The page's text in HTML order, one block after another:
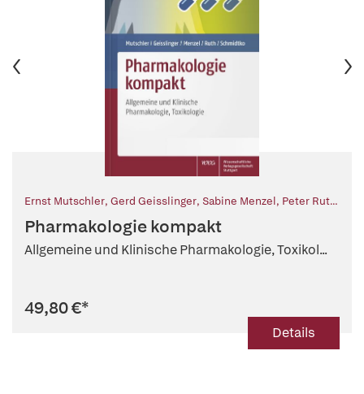
Ernst Mutschler, Gerd Geisslinger, Sabine Menzel, Peter Ruth,
Pharmakologie kompakt
Allgemeine und Klinische Pharmakologie, Toxikol...
49,80 €*
Details